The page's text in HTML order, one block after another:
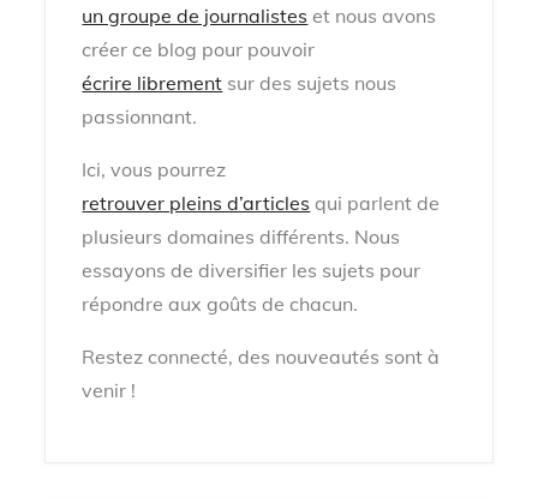
un groupe de journalistes et nous avons
créer ce blog pour pouvoir
écrire librement sur des sujets nous
passionnant.
Ici, vous pourrez
retrouver pleins d’articles qui parlent de
plusieurs domaines différents. Nous
essayons de diversifier les sujets pour
répondre aux goûts de chacun.
Restez connecté, des nouveautés sont à
venir !